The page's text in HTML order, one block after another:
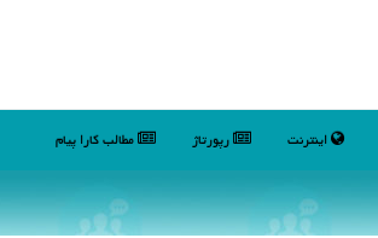
اینترنت رپورتاژ مطالب كارا پیام